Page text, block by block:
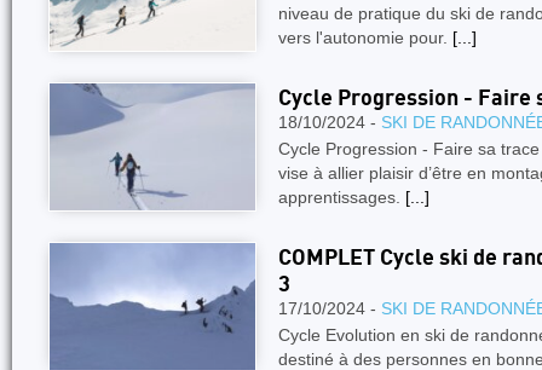
niveau de pratique du ski de
vers l'autonomie pour. [...]
Cycle Progression - Faire
18/10/2024 - SKI DE
Cycle Progression - Faire sa
vise à allier plaisir d’être en
apprentissages. [...]
COMPLET Cycle ski de
3
17/10/2024 - SKI DE
Cycle Evolution en ski de
destiné à des personnes en